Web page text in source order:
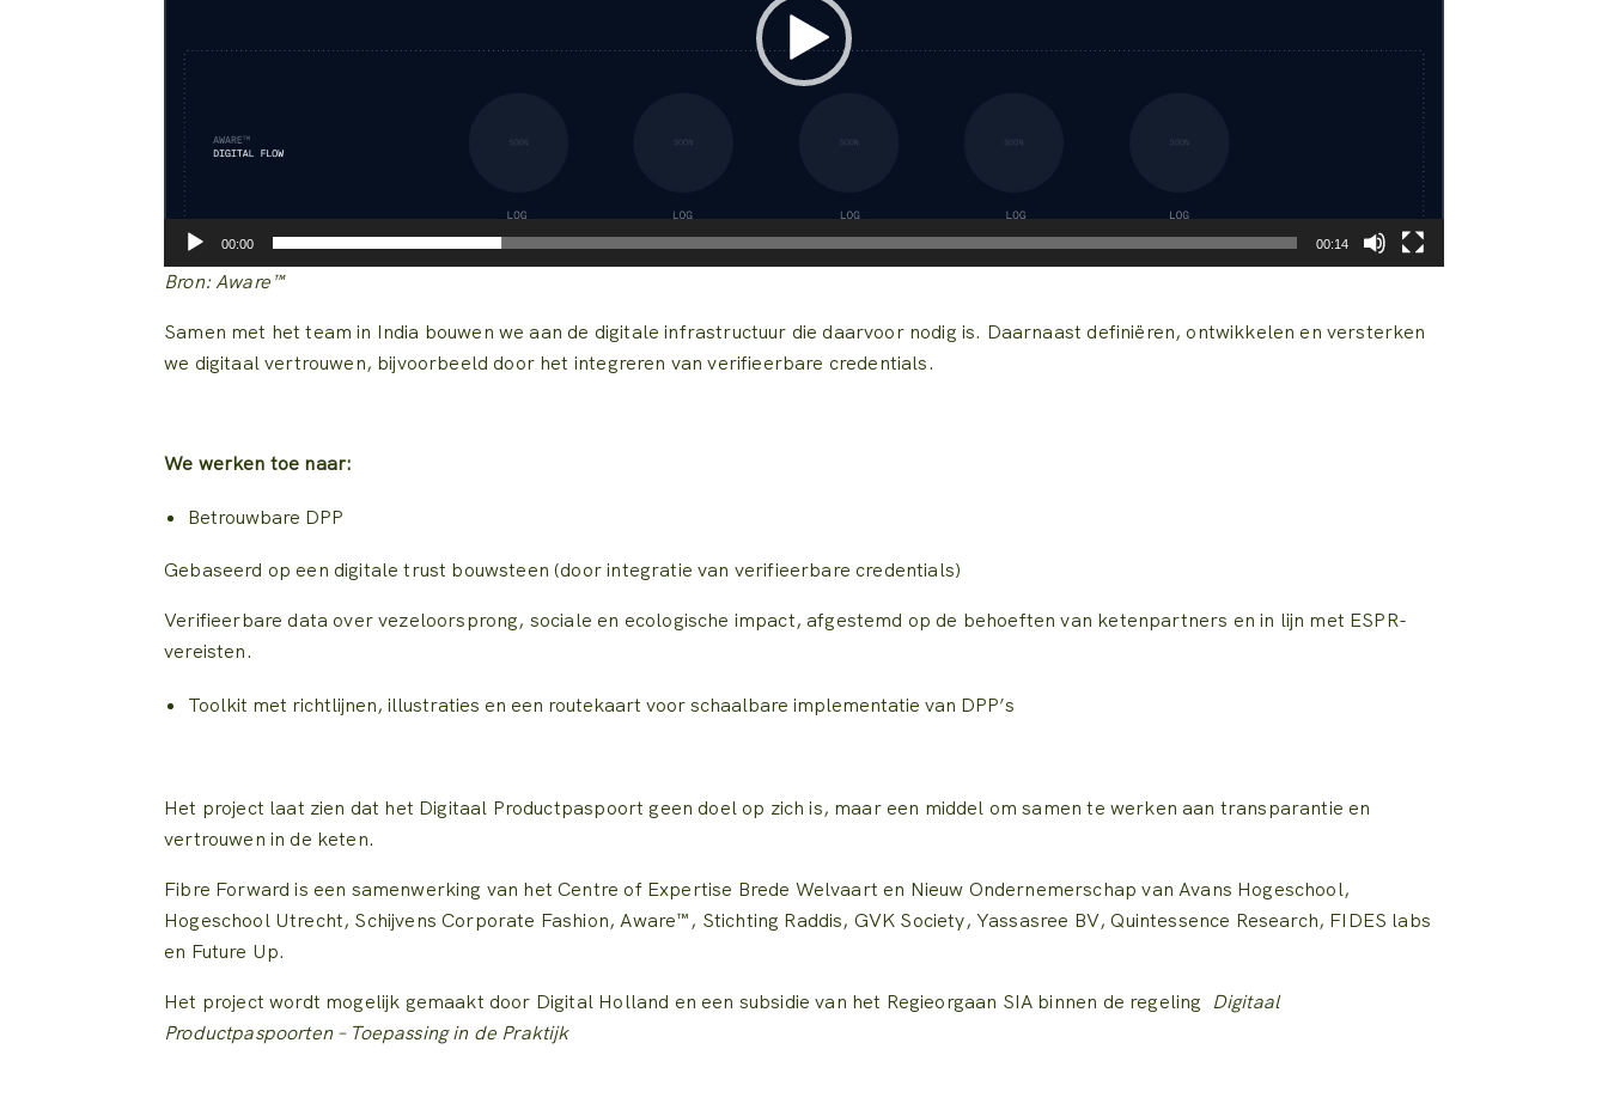
00:00 00:14
Bron: Aware™
Samen met het team in India bouwen we aan de digitale infrastructuur die daarvoor nodig is. Daarnaast definiëren, ontwikkelen en versterken
we digitaal vertrouwen, bijvoorbeeld door het integreren van verifieerbare credentials.
We werken toe naar:
Betrouwbare DPP
Gebaseerd op een digitale trust bouwsteen (door integratie van verifieerbare credentials)
Verifieerbare data over vezeloorsprong, sociale en ecologische impact, afgestemd op de behoeften van ketenpartners en in lijn met ESPR-
vereisten.
Toolkit met richtlijnen, illustraties en een routekaart voor schaalbare implementatie van DPP’s
Het project laat zien dat het Digitaal Productpaspoort geen doel op zich is, maar een middel om samen te werken aan transparantie en
vertrouwen in de keten.
Fibre Forward is een samenwerking van het Centre of Expertise Brede Welvaart en Nieuw Ondernemerschap van Avans Hogeschool,
Hogeschool Utrecht, Schijvens Corporate Fashion, Aware™, Stichting Raddis, GVK Society, Yassasree BV, Quintessence Research, FIDES labs
en Future Up.
Het project wordt mogelijk gemaakt door Digital Holland en een subsidie van het Regieorgaan SIA binnen de regeling Digitaal
Productpaspoorten – Toepassing in de Praktijk